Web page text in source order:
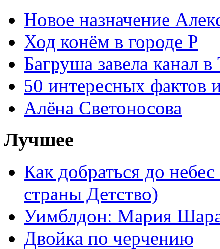
Новое назначение
Ход конём в городе Р
Багруша завела канал в
50 интересных фактов
Алёна Светоносова
Лучшее
Как добраться до
страны Детство)
Уимблдон: Мария
Двойка по черчению